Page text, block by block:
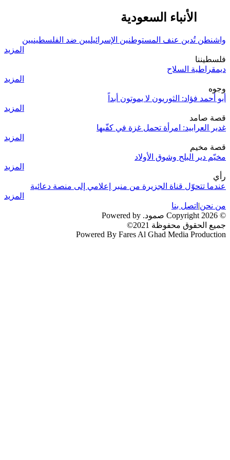
وكالة الأنباء السعودية
واشنطن تُدين عنف المستوطنين الإسرائيليين ضد الفلسطينيين
المزيد
فلسطيننا
ديمقراطية السلاح
المزيد
وجوه
أبو أحمد فؤاد: الثوريون لا يموتون أبداً
المزيد
قصة صامد
غدير العرابيد: امرأة تحمل غزة في كفّيها
المزيد
قصة مخيم
مخيّم دير البلح وشوق الأولاد
المزيد
رأي
عندما تتحوّل قناة الجزيرة من منبر إعلامي إلى منصة دعائية
المزيد
من نحن| اتصل بنا
© 2026 Copyright صمود. Powered by
جميع الحقوق محفوظة 2021©
Powered By Fares Al Ghad Media Production